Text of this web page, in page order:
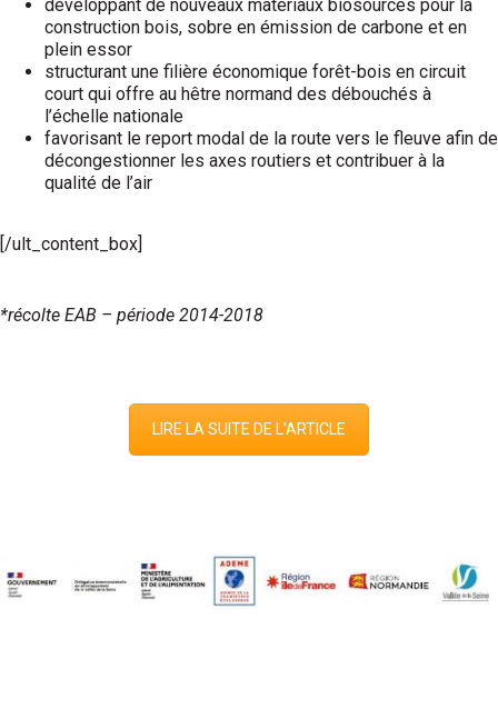
développant de nouveaux matériaux biosourcés pour la
construction bois, sobre en émission de carbone et en
plein essor
structurant une filière économique forêt-bois en circuit
court qui offre au hêtre normand des débouchés à
l’échelle nationale
favorisant le report modal de la route vers le fleuve afin de
décongestionner les axes routiers et contribuer à la
qualité de l’air
[/ult_content_box]
*récolte EAB – période 2014-2018
LIRE LA SUITE DE L'ARTICLE